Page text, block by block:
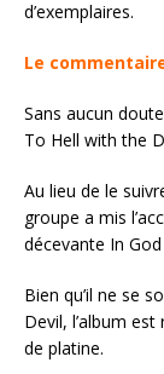
d’exemplaires.
Le
Sans aucun
To Hell with the
Au lieu de le
groupe a mis
décevante In
Bien qu’il ne se
Devil, l’album
de platine.